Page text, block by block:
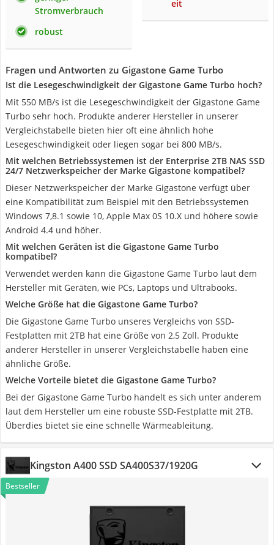
Stromverbrauch
robust
eit
Fragen und Antworten zu Gigastone Game Turbo
Ist die Lesegeschwindigkeit der Gigastone Game Turbo hoch?
Mit 550 MB/s ist die Lesegeschwindigkeit der Gigastone Game
Turbo sehr hoch. Produkte anderer Hersteller in unserer
Vergleichstabelle bieten hier oft eine ähnlich hohe
Lesegeschwindigkeit oder liegen sogar bei 800 MB/s.
Mit welchen Betriebssystemen ist der Enterprise 2TB NAS SSD
24/7 Netzwerkspeicher der Marke Gigastone kompatibel?
Dieser Netzwerkspeicher der Marke Gigastone verfügt über
eine Kompatibilität zum Beispiel mit den Betriebssystemen
Windows 7,8.1 sowie 10, Apple Max 0S 10.X und höhere sowie
Android 4.4 und höher.
Mit welchen Geräten ist die Gigastone Game Turbo
kompatibel?
Verwendet werden kann die Gigastone Game Turbo laut dem
Hersteller mit Geräten, wie PCs, Laptops und Ultrabooks.
Welche Größe hat die Gigastone Game Turbo?
Die Gigastone Game Turbo unseres Vergleichs von SSD-
Festplatten mit 2TB hat eine Größe von 2,5 Zoll. Produkte
anderer Hersteller in unserer Vergleichstabelle haben eine
ähnliche Größe.
Welche Vorteile bietet die Gigastone Game Turbo?
Bei der Gigastone Game Turbo handelt es sich unter anderem
laut dem Hersteller um eine robuste SSD-Festplatte mit 2TB.
Überdies bietet sie eine schnelle Wärmeableitung.
Kingston A400 SSD SA400S37/1920G
Bestseller